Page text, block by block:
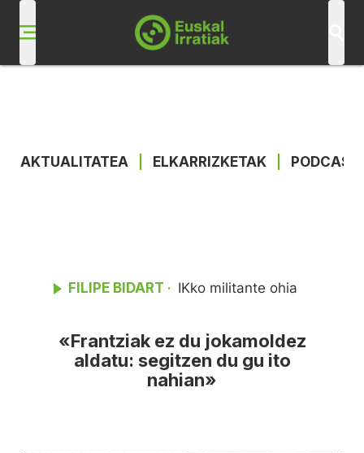
AKTUALITATEA ELKARRIZKETAK
FILIPE BIDART · IKko militante ohia
«Frantziak ez du jokamoldez
aldatu: segitzen du gu ito
nahian»